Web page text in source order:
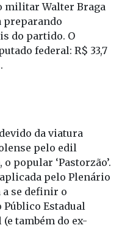
militar Walter Braga
preparando
do partido. O
federal: R$ 33,7
da viatura
pelo edil
popular ‘Pastorzão’.
pelo Plenário
a se definir o
Estadual
também do ex-